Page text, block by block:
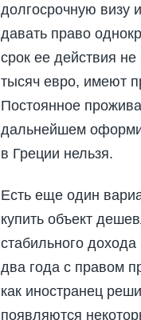
долгосрочную визу
давать право
срок ее действия
тысяч евро, имеют
Постоянное
дальнейшем
в Греции нельзя.
Есть еще один
купить объект
стабильного
два года с правом
как иностранец
появляются